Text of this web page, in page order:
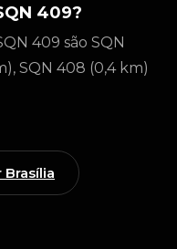
409?
409 são SQN
SQN 408 (0,4 km)
Brasília